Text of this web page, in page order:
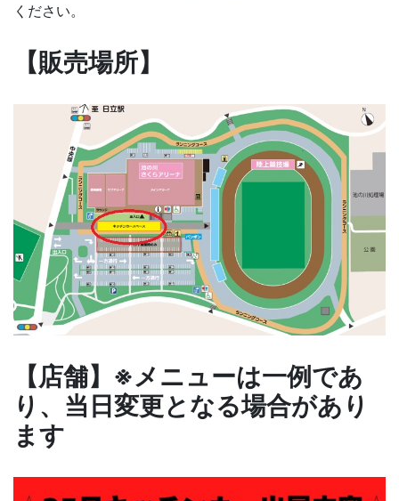
ください。
【販売場所】
【店舗】※メニューは一例であ
り、当日変更となる場合があり
ます